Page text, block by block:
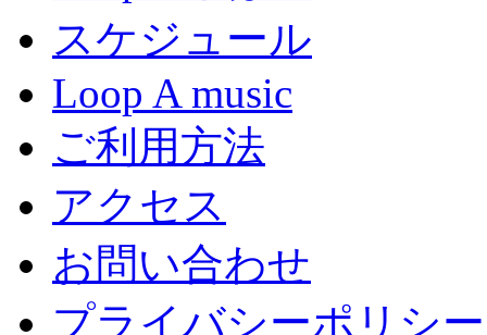
スケジュール
Loop A music
ご利用方法
アクセス
お問い合わせ
プライバシーポリシー